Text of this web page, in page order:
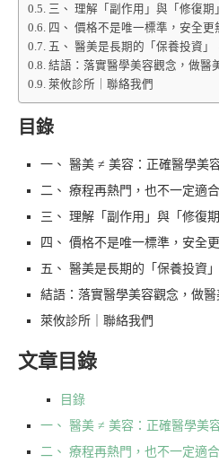
三、 理解「副作用」與「修復期
四、 價格不是唯一標準，安全更
五、 醫美是長期的「保養投資」
結語：落實醫學美容觀念，做醫
萊攸診所｜聯絡我們
目錄
一、 醫美 ≠ 美容：正確醫學美
二、 療程再熱門，也不一定適
三、 理解「副作用」與「修復
四、 價格不是唯一標準，安全
五、 醫美是長期的「保養投資
結語：落實醫學美容觀念，做
萊攸診所｜聯絡我們
文章目錄
目錄
一、 醫美 ≠ 美容：正確醫學美
二、 療程再熱門，也不一定適